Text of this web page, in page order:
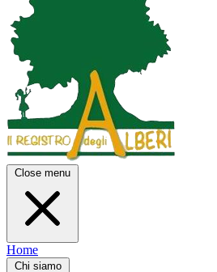
Close menu
Home
Chi siamo